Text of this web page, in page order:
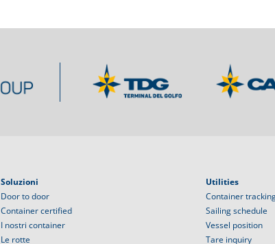
Soluzioni
Door to door
Container certified
I nostri container
Le rotte
Utilities
Container
Sailing schedule
Vessel position
Tare inquiry